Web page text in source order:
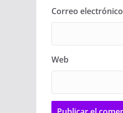
Correo electrónico
Web